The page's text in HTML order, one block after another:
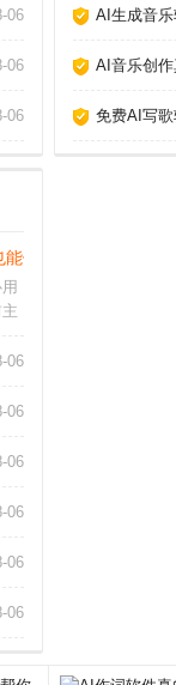
06
06
06
AI生成音
AI音乐创
免费AI写
做原创歌_
06
器_
06
06
06
06
_
06